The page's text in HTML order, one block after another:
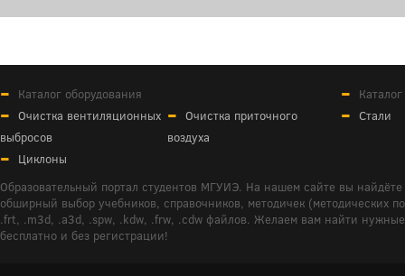
Каталог оборудования
Очистка вентиляционных
выбросов
Очистка приточного
воздуха
Циклоны
Стали
Образовательный портал студентов МГУИЭ. На нашем сайте вы
обширный выбор учебников, справочников, методичек (методических
.frt, .m3d, .a3d, .spw, .kdw, .frw, .cdw файлов. Желаем вам найти
бесплатно и без регистрации!